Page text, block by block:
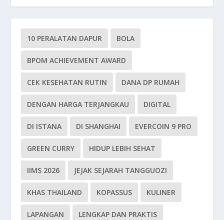
10 PERALATAN DAPUR BOLA
BPOM ACHIEVEMENT AWARD
CEK KESEHATAN RUTIN DANA DP RUMAH
DENGAN HARGA TERJANGKAU DIGITAL
DI ISTANA DI SHANGHAI EVERCOIN 9 PRO
GREEN CURRY HIDUP LEBIH SEHAT
IIMS 2026 JEJAK SEJARAH TANGGUOZI
KHAS THAILAND KOPASSUS KULINER
LAPANGAN LENGKAP DAN PRAKTIS